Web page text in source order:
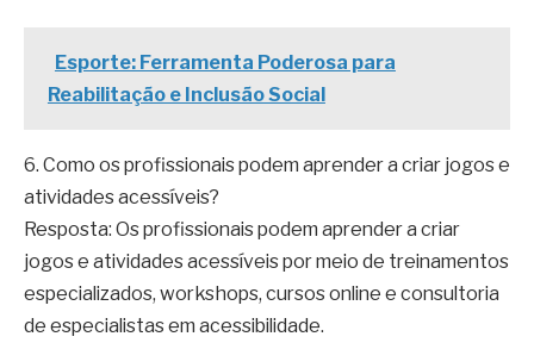
Esporte: Ferramenta Poderosa para
Reabilitação e Inclusão Social
6. Como os profissionais podem aprender a criar jogos e
atividades acessíveis?
Resposta: Os profissionais podem aprender a criar
jogos e atividades acessíveis por meio de treinamentos
especializados, workshops, cursos online e consultoria
de especialistas em acessibilidade.